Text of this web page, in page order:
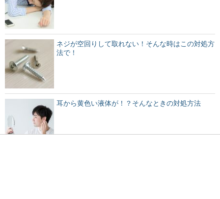
ネジが空回りして取れない！そんな時はこの対処方
法で！
耳から黄色い液体が！？そんなときの対処方法